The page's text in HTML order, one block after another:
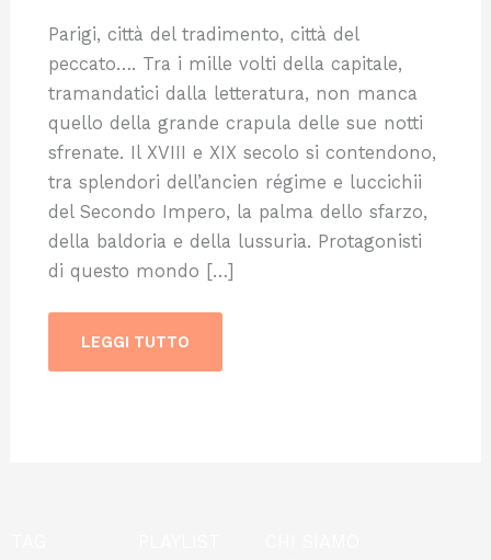
Parigi, città del tradimento, città del
peccato…. Tra i mille volti della capitale,
tramandatici dalla letteratura, non manca
quello della grande crapula delle sue notti
sfrenate. Il XVIII e XIX secolo si contendono,
tra splendori dell’ancien régime e luccichii
del Secondo Impero, la palma dello sfarzo,
della baldoria e della lussuria. Protagonisti
di questo mondo […]
LEGGI TUTTO